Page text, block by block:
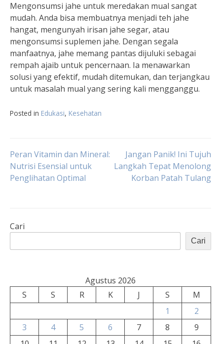
Mengonsumsi jahe untuk meredakan mual sangat
mudah. Anda bisa membuatnya menjadi teh jahe
hangat, mengunyah irisan jahe segar, atau
mengonsumsi suplemen jahe. Dengan segala
manfaatnya, jahe memang pantas dijuluki sebagai
rempah ajaib untuk pencernaan. Ia menawarkan
solusi yang efektif, mudah ditemukan, dan terjangkau
untuk masalah mual yang sering kali mengganggu.
Posted in Edukasi, Kesehatan
Navigasi
pos
Peran Vitamin dan Mineral:
Nutrisi Esensial untuk
Penglihatan Optimal
Jangan Panik! Ini Tujuh
Langkah Tepat Menolong
Korban Patah Tulang
Cari
Cari
Agustus 2026
S
S R K J S
M
1
2
3
4 5 6 7 8
9